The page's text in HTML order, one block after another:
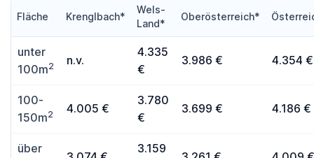
Fläche Krenglbach*
Wels-
Land*
Oberösterreich*
unter
100m2 n.v.
4.335
€
3.986 € 4.354 €
100-
150m2 4.005 €
3.780
€
3.699 € 4.186 €
über 3.159